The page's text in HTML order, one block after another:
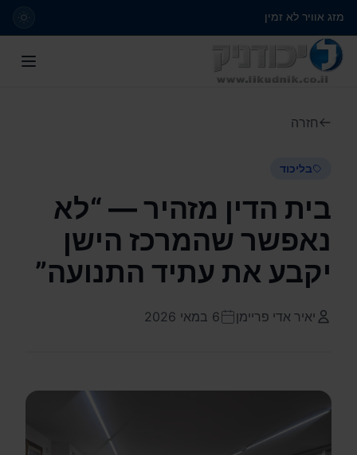
מזג אוויר לא זמין
חזרה
בליכוד
בית הדין מזהיר — “לא
נאפשר שהמרכז הישן
יקבע את עתיד התנועה”
יאיר אדי פריימן 6 במאי 2026